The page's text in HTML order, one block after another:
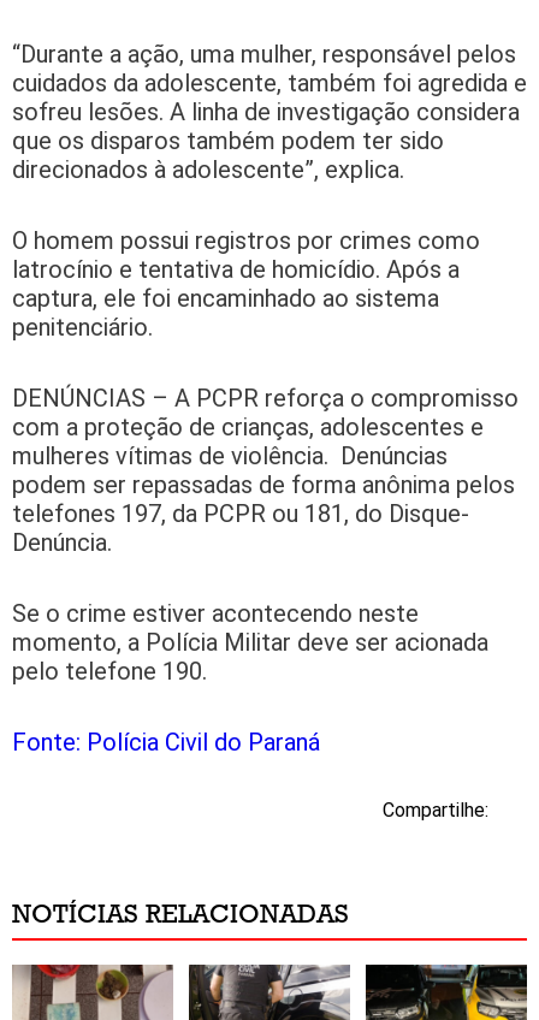
“Durante a ação, uma mulher, responsável pelos
cuidados da adolescente, também foi agredida e
sofreu lesões. A linha de investigação considera
que os disparos também podem ter sido
direcionados à adolescente”, explica.
O homem possui registros por crimes como
latrocínio e tentativa de homicídio. Após a
captura, ele foi encaminhado ao sistema
penitenciário.
DENÚNCIAS – A PCPR reforça o compromisso
com a proteção de crianças, adolescentes e
mulheres vítimas de violência. Denúncias
podem ser repassadas de forma anônima pelos
telefones 197, da PCPR ou 181, do Disque-
Denúncia.
Se o crime estiver acontecendo neste
momento, a Polícia Militar deve ser acionada
pelo telefone 190.
Fonte: Polícia Civil do Paraná
Compartilhe:
NOTÍCIAS RELACIONADAS